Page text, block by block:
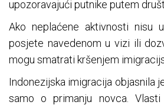
upozoravajući putnike putem
Ako neplaćene aktivnosti nisu
posjete navedenom u vizi ili
mogu smatrati kršenjem
Indonezijska imigracija objasnila
samo o primanju novca.